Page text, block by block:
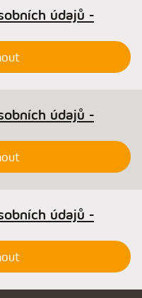
údajů -
údajů -
údajů -